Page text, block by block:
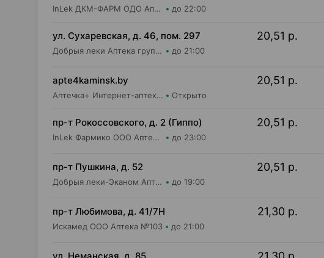
InLek ДКМ-ФАРМ ОДО Аптека №15 до 22:00
ул. Сухаревская, д. 46, пом. 297
Добрыя леки Аптека групп Центр ООО Аптека №35 до 21:00
20,51 р.
apte4kaminsk.by
Аптечка+ Интернет-аптека apte4kaminsk.by Открыто
20,51 р.
пр-т Рокоссовского, д. 2 (Гиппо)
InLek Фармико ООО Аптека №19 до 23:00
20,51 р.
пр-т Пушкина, д. 52
Добрыя леки-Эканом Аптека групп Центр ООО Аптека №29 до 19:00
20,51 р.
пр-т Любимова, д. 41/7Н
Искамед ООО Аптека №103 до 21:00
21,30 р.